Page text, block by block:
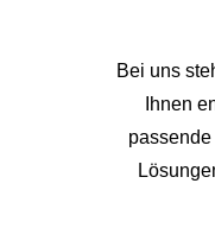
Bei uns
Ihnen